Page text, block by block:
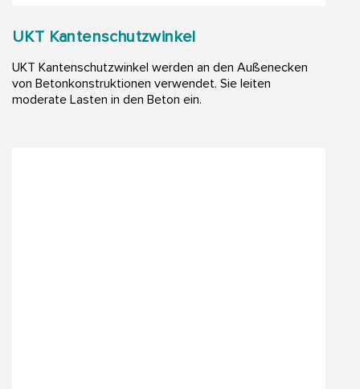
UKT Kantenschutzwinkel
UKT Kantenschutzwinkel werden an den Außenecken
von Betonkonstruktionen verwendet. Sie leiten
moderate Lasten in den Beton ein.